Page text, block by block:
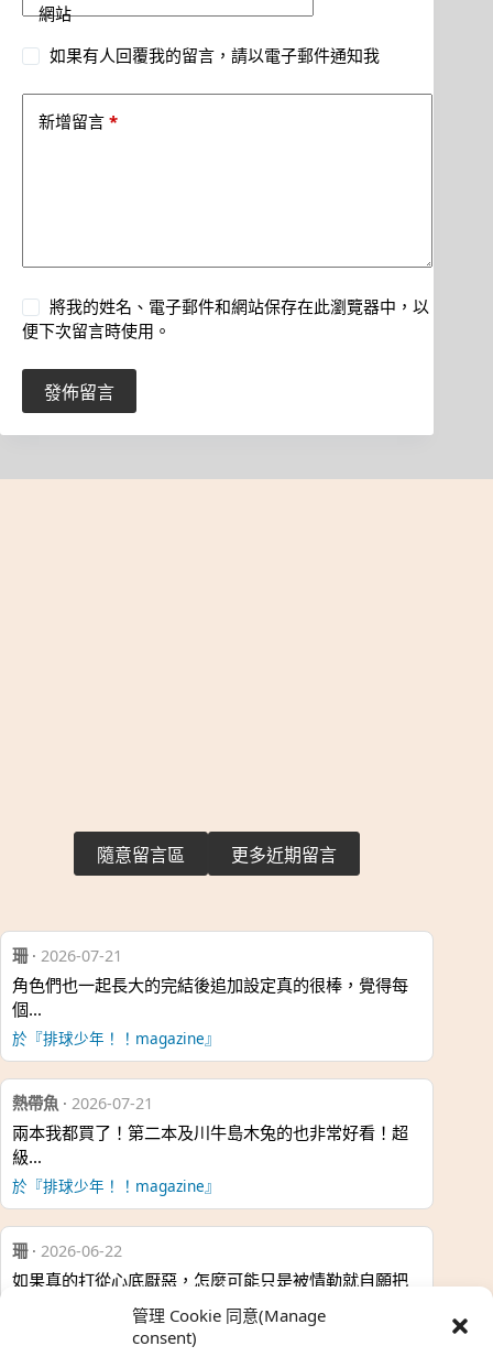
管理 Cookie 同意(Manage
consent)
網站
如果有人回覆我的留言，請以電子郵件通知我
新增留言 *
將我的姓名、電子郵件和網站保存在此瀏覽器中，以
便下次留言時使用。
發佈留言
隨意留言區 更多近期留言
珊· 2026-07-21
角色們也一起長大的完結後追加設定真的很棒，覺得每
個…
於『排球少年！！magazine』
熱帶魚 · 2026-07-21
兩本我都買了！第二本及川牛島木兔的也非常好看！超
級…
於『排球少年！！magazine』
珊· 2026-06-22
如果真的打從心底厭惡，怎麼可能只是被情勒就自願把